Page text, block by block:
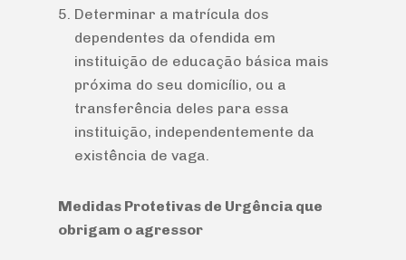
Determinar a matrícula dos
dependentes da ofendida em
instituição de educação básica mais
próxima do seu domicílio, ou a
transferência deles para essa
instituição, independentemente da
existência de vaga.
Medidas Protetivas de Urgência que
obrigam o agressor